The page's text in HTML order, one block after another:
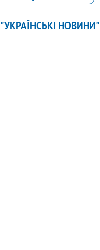
"УКРАЇНСЬКІ НОВИНИ"